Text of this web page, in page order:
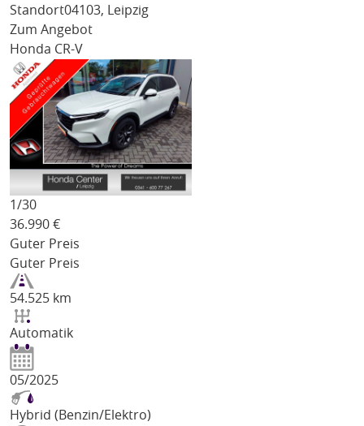
Standort04103, Leipzig
Zum Angebot
Honda CR-V
1/30
36.990 €
Guter Preis
Guter Preis
54.525 km
Automatik
05/2025
Hybrid (Benzin/Elektro)